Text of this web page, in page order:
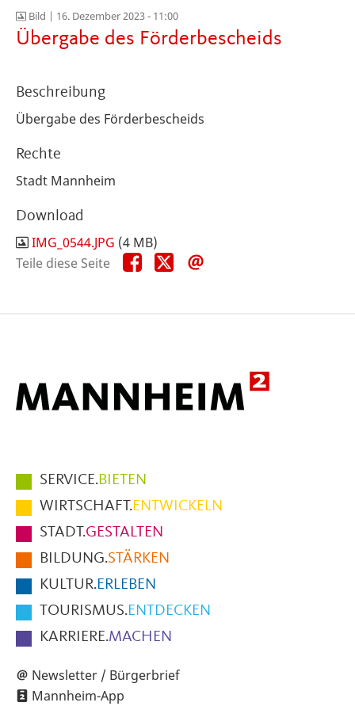
Bild | 16. Dezember 2023 - 11:00
Übergabe des Förderbescheids
Beschreibung
Übergabe des Förderbescheids
Rechte
Stadt Mannheim
Download
IMG_0544.JPG (4 MB)
Teile diese Seite
Teile
diese
Teile
diese
Hauptmenüpunkte
im
Fußbereich
der
Seite
SERVICE.BIETEN
WIRTSCHAFT.ENTWICKELN
STADT.GESTALTEN
BILDUNG.STÄRKEN
KULTUR.ERLEBEN
TOURISMUS.ENTDECKEN
KARRIERE.MACHEN
Newsletter / Bürgerbrief
Mannheim-App